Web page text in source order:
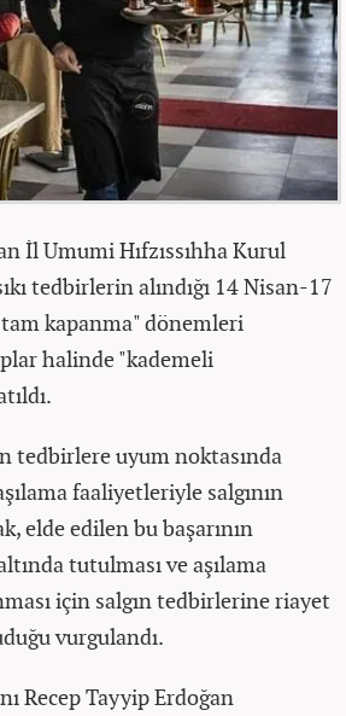
İl Umumi Hıfzıssıhha Kurul
tedbirlerin alındığı 14 Nisan-17
kapanma" dönemleri
halinde "kademeli
tedbirlere uyum noktasında
faaliyetleriyle salgının
elde edilen bu başarının
tutulması ve aşılama
için salgın tedbirlerine riayet
vurgulandı.
Recep Tayyip Erdoğan